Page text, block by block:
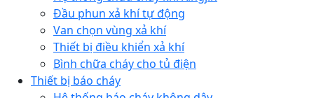
Đầu phun xả khí tự động
Van chọn vùng xả khí
Thiết bị điều khiển xả khí
Bình chữa cháy cho tủ điện
Thiết bị báo cháy